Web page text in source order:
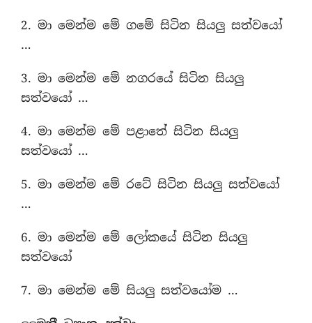
2. මා මෙන්ම මේ ගමේ සිටින සියලු සත්වයෝ
…
3. මා මෙන්ම මේ නගරයේ සිටින සියලු
සත්වයෝ …
4. මා මෙන්ම මේ පළාතේ සිටින සියලු
සත්වයෝ …
5. මා මෙන්ම මේ රටේ සිටින සියලු සත්වයෝ
…
6. මා මෙන්ම මේ ලෝකයේ සිටින සියලු
සත්වයෝ
7. මා මෙන්ම මේ සියලු සත්වයෝම …